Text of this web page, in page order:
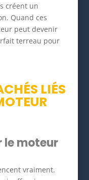
créent un
Quand ces
peut devenir
terreau pour
LIÉS
le moteur
vraiment.